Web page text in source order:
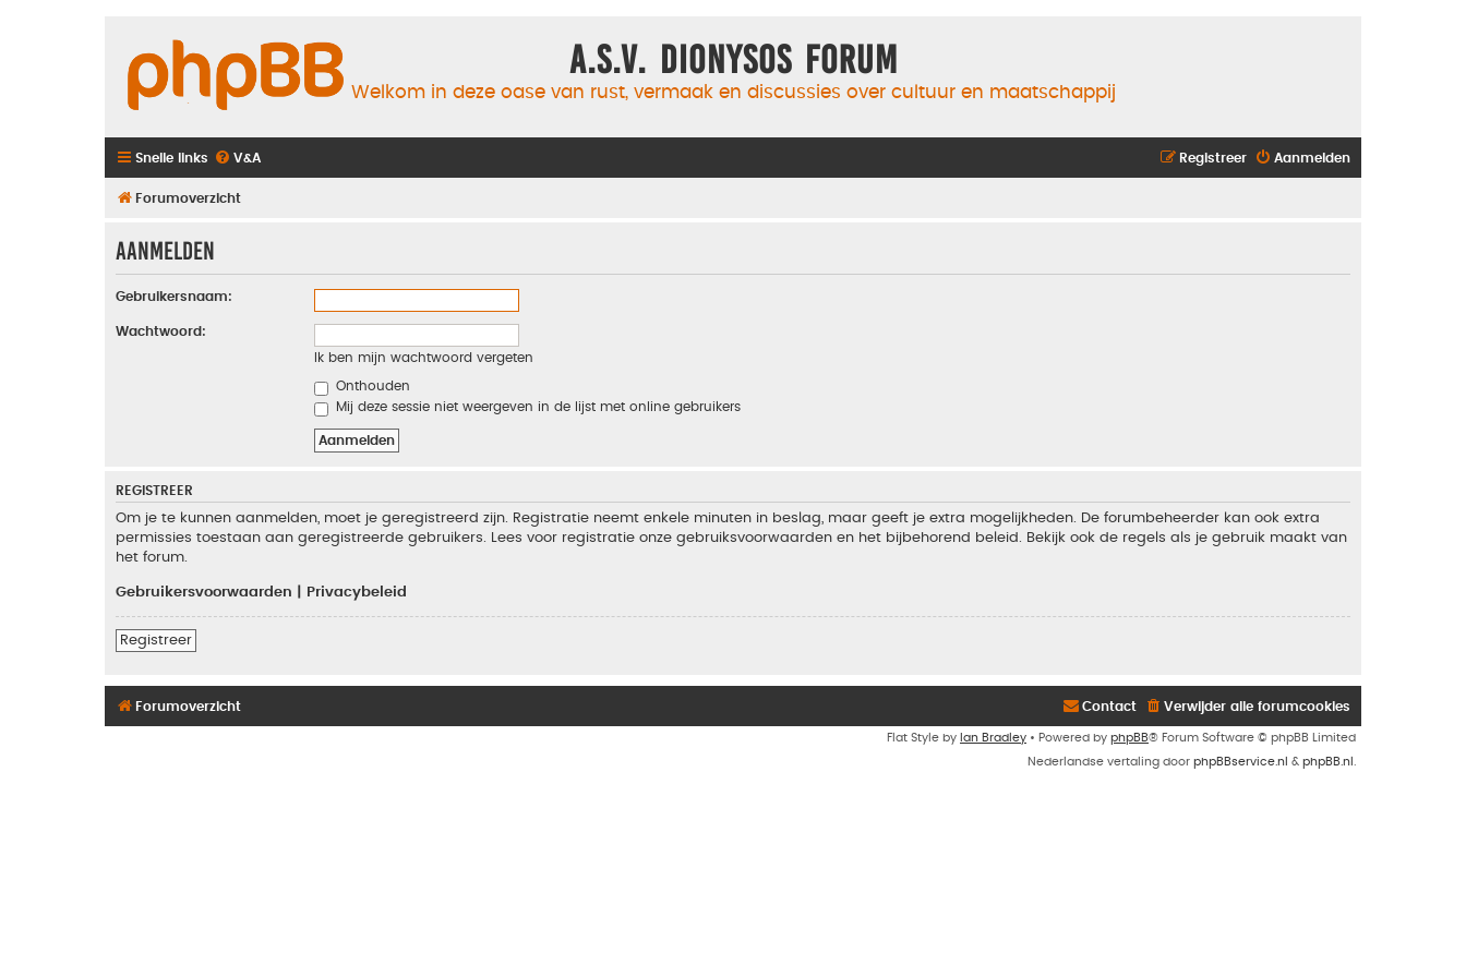
A.S.V. Dionysos Forum
Welkom in deze oase van rust, vermaak en discussies over cultuur en maatschappij
Snelle links V&A Aanmelden
Registreer
Forumoverzicht
Aanmelden
Gebruikersnaam:
Wachtwoord:
Ik ben mijn wachtwoord vergeten
Onthouden
Mij deze sessie niet weergeven in de lijst met online gebruikers
REGISTREER
Om je te kunnen aanmelden, moet je geregistreerd zijn. Registratie neemt enkele minuten in beslag, maar geeft je extra mogelijkheden. De forumbeheerder kan ook extra
permissies toestaan aan geregistreerde gebruikers. Lees voor registratie onze gebruiksvoorwaarden en het bijbehorend beleid. Bekijk ook de regels als je gebruik maakt van
het forum.
Gebruikersvoorwaarden Privacybeleid
Registreer
Forumoverzicht Verwijder alle forumcookies
Contact
Flat Style by Ian Bradley • Powered by phpBB® Forum Software © phpBB Limited
Nederlandse vertaling door phpBBservice.nl & phpBB.nl